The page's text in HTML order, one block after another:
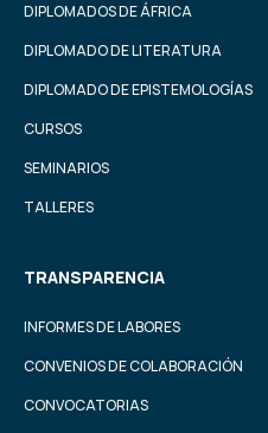
DIPLOMADOS DE ÁFRICA
DIPLOMADO DE LITERATURA
DIPLOMADO DE EPISTEMOLOGÍAS
CURSOS
SEMINARIOS
TALLERES
TRANSPARENCIA
INFORMES DE LABORES
CONVENIOS DE COLABORACIÓN
CONVOCATORIAS